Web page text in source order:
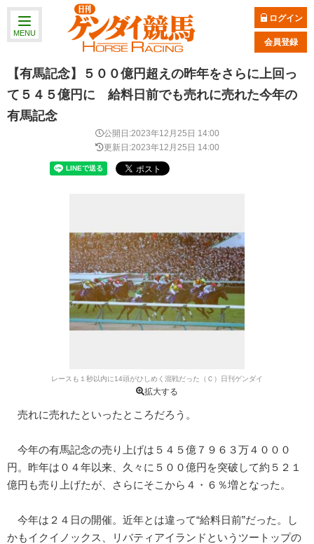
MENU
ログイン
会員登録
【有馬記念】５００億円超えの昨年をさらに上回っ
て５４５億円に 給料日前でも売れに売れた今年の
有馬記念
公開日:2023年12月25日 14:00
更新日:2023年12月25日 14:00
レースも１秒以内に14頭がひしめく混戦だった（Ｃ）日刊ゲンダイ
拡大する
売れに売れたといったところだろう。
今年の有馬記念の売り上げは５４５億７９６３万４０００
円。昨年は０４年以来、久々に５００億円を突破して約５２１
億円も売り上げたが、さらにそこから４・６％増となった。
今年は２４日の開催。近年とは違って“給料日前”だった。し
かもイクイノックス、リバティアイランドというツートップの